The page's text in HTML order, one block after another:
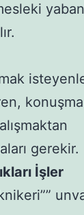
gerekir.
İşler